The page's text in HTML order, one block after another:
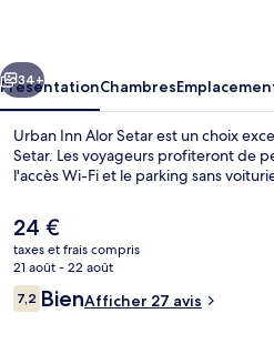
Suivant
34+
PrésentationChambres
Urban Inn Alor Setar est un choix
Setar. Les voyageurs profiteront de
l'accès Wi-Fi et le parking sans
Le
prix
actuel
est
de
24 €
taxes et frais compris
21 août - 22 août
Avis
voyageurs
7,27,2 sur 10
BienAfficher 27 avis